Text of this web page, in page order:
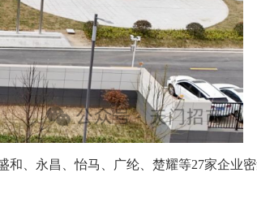
、永昌、怡马、广纶、楚耀等27家企业